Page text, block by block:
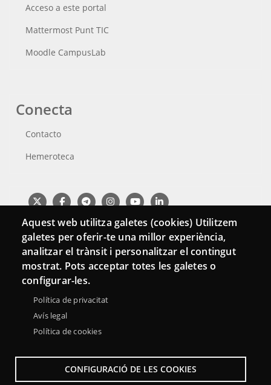
Acceso a este portal
Mattermost Punt TIC
Moodle CampusLab
Conecta
Contacto
Hemeroteca
Aquest web utilitza galetes (cookies) Utilitzem
galetes per oferir-te una millor experiència,
analitzar el trànsit i personalitzar el contingut
mostrat. Pots acceptar totes les galetes o
configurar-les.
Política de privacitat
Avís legal
Política de cookies
CONFIGURACIÓ DE LES COOKIES
Menu
Footer
Sobre la Red Punt TIC